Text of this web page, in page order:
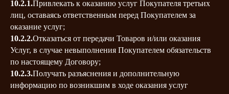
10.2.1.Привлекать к оказанию услуг Покупателя третьих
лиц, оставаясь ответственным перед Покупателем за
оказание услуг;
10.2.2.Отказаться от передачи Товаров и/или оказания
Услуг, в случае невыполнения Покупателем обязательств
по настоящему Договору;
10.2.3.Получать разъяснения и дополнительную
информацию по возникшим в ходе оказания услуг